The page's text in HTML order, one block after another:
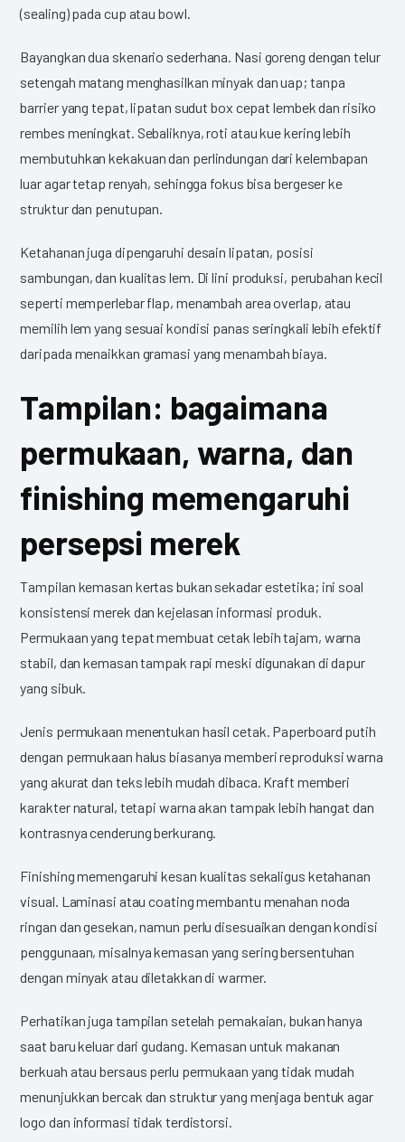
(sealing) pada cup atau bowl.
Bayangkan dua skenario sederhana. Nasi goreng dengan telur
setengah matang menghasilkan minyak dan uap; tanpa
barrier yang tepat, lipatan sudut box cepat lembek dan risiko
rembes meningkat. Sebaliknya, roti atau kue kering lebih
membutuhkan kekakuan dan perlindungan dari kelembapan
luar agar tetap renyah, sehingga fokus bisa bergeser ke
struktur dan penutupan.
Ketahanan juga dipengaruhi desain lipatan, posisi
sambungan, dan kualitas lem. Di lini produksi, perubahan kecil
seperti memperlebar flap, menambah area overlap, atau
memilih lem yang sesuai kondisi panas seringkali lebih efektif
daripada menaikkan gramasi yang menambah biaya.
Tampilan: bagaimana
permukaan, warna, dan
finishing memengaruhi
persepsi merek
Tampilan kemasan kertas bukan sekadar estetika; ini soal
konsistensi merek dan kejelasan informasi produk.
Permukaan yang tepat membuat cetak lebih tajam, warna
stabil, dan kemasan tampak rapi meski digunakan di dapur
yang sibuk.
Jenis permukaan menentukan hasil cetak. Paperboard putih
dengan permukaan halus biasanya memberi reproduksi warna
yang akurat dan teks lebih mudah dibaca. Kraft memberi
karakter natural, tetapi warna akan tampak lebih hangat dan
kontrasnya cenderung berkurang.
Finishing memengaruhi kesan kualitas sekaligus ketahanan
visual. Laminasi atau coating membantu menahan noda
ringan dan gesekan, namun perlu disesuaikan dengan kondisi
penggunaan, misalnya kemasan yang sering bersentuhan
dengan minyak atau diletakkan di warmer.
Perhatikan juga tampilan setelah pemakaian, bukan hanya
saat baru keluar dari gudang. Kemasan untuk makanan
berkuah atau bersaus perlu permukaan yang tidak mudah
menunjukkan bercak dan struktur yang menjaga bentuk agar
logo dan informasi tidak terdistorsi.